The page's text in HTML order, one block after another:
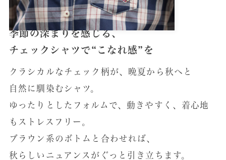
季節の深まりを感じる、
チェックシャツで“こなれ感”を
クラシカルなチェック柄が、晩夏から秋へと
自然に馴染むシャツ。
ゆったりとしたフォルムで、動きやすく、 着心地
もストレスフリー。
ブラウン系のボトムと合わせれば、
秋らしいニュアンスが ぐっと引き立ちます。